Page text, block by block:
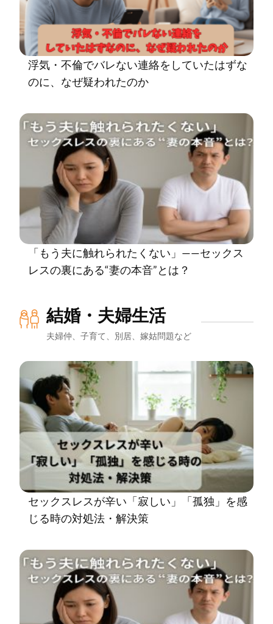
浮気・不倫でバレない連絡をしていたはずな
のに、なぜ疑われたのか
「もう夫に触れられたくない」——セックス
レスの裏にある“妻の本音”とは？
結婚・夫婦生活
夫婦仲、子育て、別居、嫁姑問題など
セックスレスが辛い「寂しい」「孤独」を感
じる時の対処法・解決策